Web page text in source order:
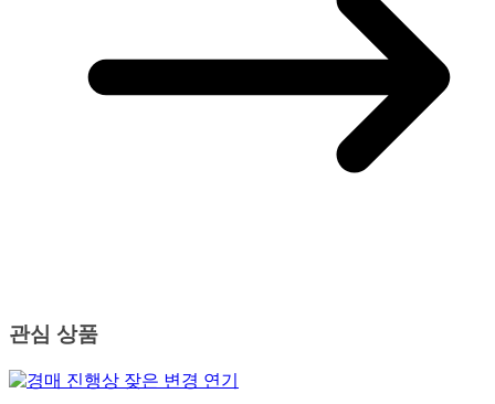
경매10계명 두번째 경매 물건 진행상에 잦은 변경
연기